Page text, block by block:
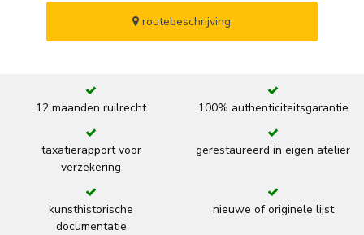
routebeschrijving
12 maanden ruilrecht 100% authenticiteitsgarantie
taxatierapport voor
verzekering
gerestaureerd in eigen atelier
kunsthistorische
documentatie
nieuwe of originele lijst